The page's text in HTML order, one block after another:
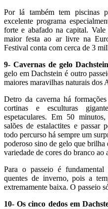
Por lá também tem piscinas
excelente programa
forte e abafado na capital.
maior festa ao ar livre na
Festival conta com cerca de 3
9- Cavernas de gelo
gelo em Dachstein é outro
maiores maravilhas naturais dos
Detro da caverna há
cortinas e esculturas
espetaculares. Em 50
salões de estalactites e passar
todo percurso há sempre um
poderoso sino de gelo que
variedade de cores do branco ao
Para o passeio é
quentes de inverno, pois a
extremamente baixa. O passeio
10- Os cinco dedos em